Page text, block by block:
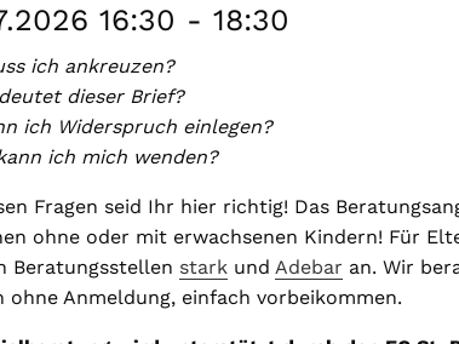
16:30 - 18:30
ich ankreuzen?
dieser Brief?
ich Widerspruch einlegen?
ich mich wenden?
Fragen seid Ihr hier richtig! Das
ohne oder mit erwachsenen Kindern! Für
Beratungsstellen stark und Adebar an. Wir
ohne Anmeldung, einfach vorbeikommen.